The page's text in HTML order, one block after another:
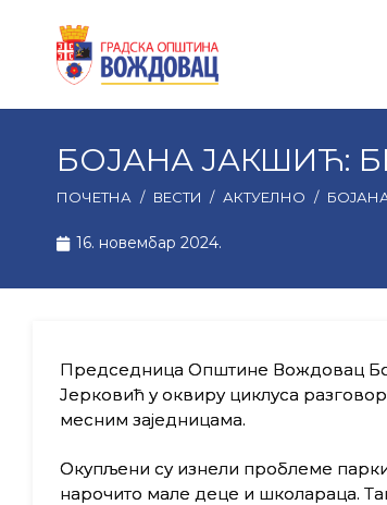
БОЈАНА ЈАКШИЋ:
ПОЧЕТНА / ВЕСТИ / АКТУЕЛНО /
16. новембар 2024.
Председница Општине Вождовац
Јерковић у оквиру циклуса
месним заједницама.
Окупљени су изнели проблеме
нарочито мале деце и школараца.